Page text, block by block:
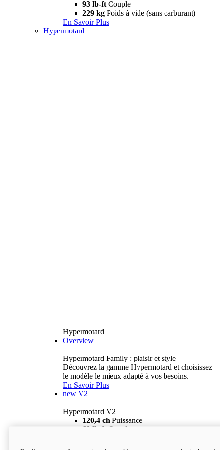
93 lb-ft Couple
229 kg Poids à vide (sans carburant)
En Savoir Plus
Hypermotard
Hypermotard
Overview
Hypermotard Family : plaisir et style
Découvrez la gamme Hypermotard et choisissez
le modèle le mieux adapté à vos besoins.
En Savoir Plus
new V2
Hypermotard V2
120,4 ch Puissance
69 lb-ft
Couple
18 895 $